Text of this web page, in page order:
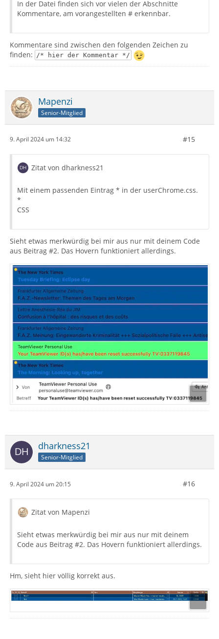
In der Datei finden sich vor vielen der Abschnitte
Kommentare, am vorangestellten # erkennbar.
Kommentare sind zwischen den folgenden Zeichen zu
finden: /* hier der Kommentar */
Mapenzi
Senior-Mitglied
9. April 2024 um 14:32 #15
Zitat von dharkness21
Mit einem passenden Eintrag * in der userChrome.css.
*
CSS
Sieht etwas merkwürdig bei mir aus nur mit deinem Code
aus Beitrag #2. Das Hovern funktioniert allerdings.
dharkness21
Senior-Mitglied
9. April 2024 um 20:15 #16
Zitat von Mapenzi
Sieht etwas merkwürdig bei mir aus nur mit deinem
Code aus Beitrag #2. Das Hovern funktioniert allerdings.
Hm, sieht hier völlig korrekt aus.